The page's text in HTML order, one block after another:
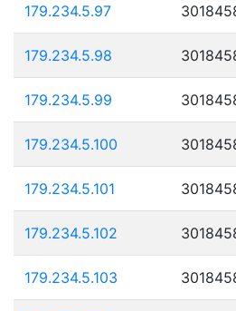
179.234.5.97
179.234.5.98
179.234.5.99
179.234.5.100
179.234.5.101
179.234.5.102
179.234.5.103